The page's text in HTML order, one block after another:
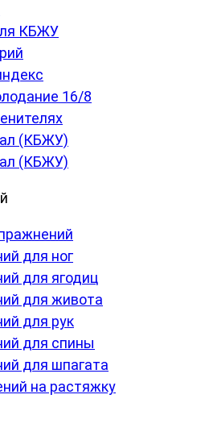
КБЖУ
16/8
(КБЖУ)
(КБЖУ)
для ног
для ягодиц
для живота
для рук
для спины
для шпагата
на растяжку